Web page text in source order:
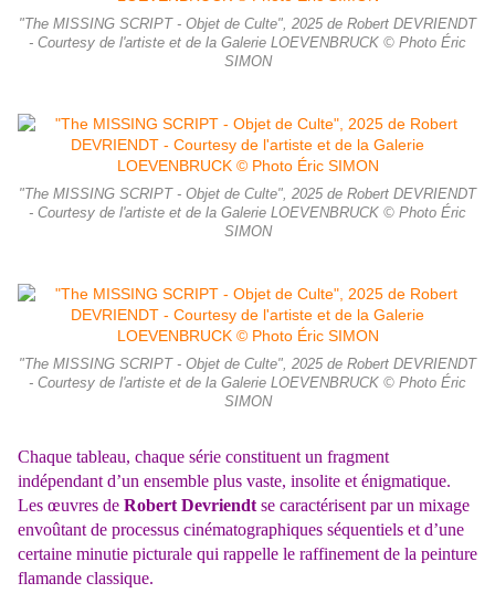
"The MISSING SCRIPT - Objet de Culte", 2025 de Robert DEVRIENDT
- Courtesy de l'artiste et de la Galerie LOEVENBRUCK © Photo Éric
SIMON
"The MISSING SCRIPT - Objet de Culte", 2025 de Robert DEVRIENDT
- Courtesy de l'artiste et de la Galerie LOEVENBRUCK © Photo Éric
SIMON
"The MISSING SCRIPT - Objet de Culte", 2025 de Robert DEVRIENDT
- Courtesy de l'artiste et de la Galerie LOEVENBRUCK © Photo Éric
SIMON
Chaque tableau, chaque série constituent un fragment
indépendant d’un ensemble plus vaste, insolite et énigmatique.
Les œuvres de Robert Devriendt se caractérisent par un mixage
envoûtant de processus cinématographiques séquentiels et d’une
certaine minutie picturale qui rappelle le raffinement de la peinture
flamande classique.